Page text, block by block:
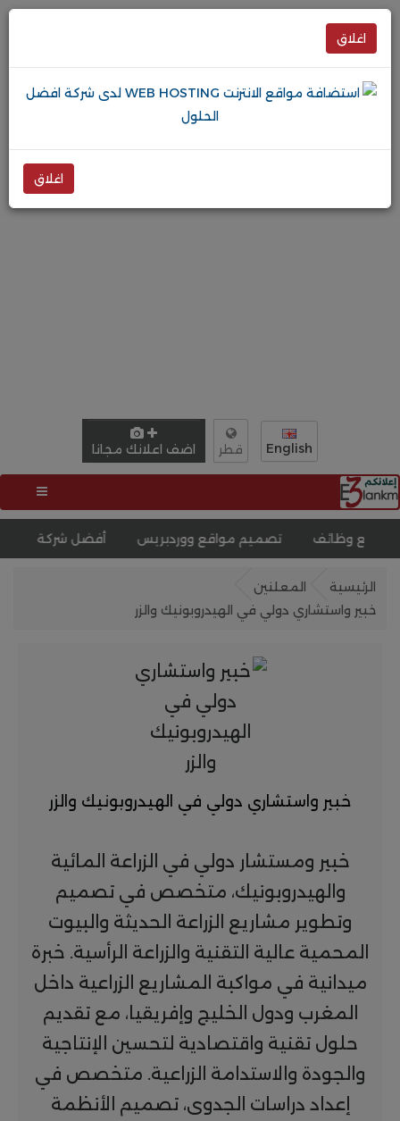
English قطر اضف اعلانك مجانا
تصميم مواقع ووردبريس أفضل شركة تصميم مواقع
الرئيسية
المعلنين
خبير واستشاري دولي في الهيدروبونيك والزر
خبير واستشاري دولي في الهيدروبونيك والزر
خبير ومستشار دولي في الزراعة المائية
والهيدروبونيك، متخصص في تصميم
وتطوير مشاريع الزراعة الحديثة والبيوت
المحمية عالية التقنية والزراعة الرأسية. خبرة
ميدانية في مواكبة المشاريع الزراعية داخل
المغرب ودول الخليج وإفريقيا، مع تقديم
حلول تقنية واقتصادية لتحسين الإنتاجية
والجودة والاستدامة الزراعية. متخصص في
إعداد دراسات الجدوى، تصميم الأنظمة
اغلاق
اغلاق